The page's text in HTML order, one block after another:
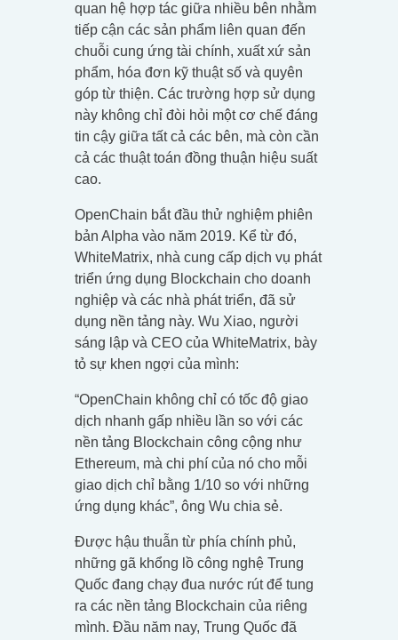
quan hệ hợp tác giữa nhiều bên nhằm
tiếp cận các sản phẩm liên quan đến
chuỗi cung ứng tài chính, xuất xứ sản
phẩm, hóa đơn kỹ thuật số và quyên
góp từ thiện. Các trường hợp sử dụng
này không chỉ đòi hỏi một cơ chế đáng
tin cậy giữa tất cả các bên, mà còn cần
cả các thuật toán đồng thuận hiệu suất
cao.
OpenChain bắt đầu thử nghiệm phiên
bản Alpha vào năm 2019. Kể từ đó,
WhiteMatrix, nhà cung cấp dịch vụ phát
triển ứng dụng Blockchain cho doanh
nghiệp và các nhà phát triển, đã sử
dụng nền tảng này. Wu Xiao, người
sáng lập và CEO của WhiteMatrix, bày
tỏ sự khen ngợi của mình:
“OpenChain không chỉ có tốc độ giao
dịch nhanh gấp nhiều lần so với các
nền tảng Blockchain công cộng như
Ethereum, mà chi phí của nó cho mỗi
giao dịch chỉ bằng 1/10 so với những
ứng dụng khác”, ông Wu chia sẻ.
Được hậu thuẫn từ phía chính phủ,
những gã khổng lồ công nghệ Trung
Quốc đang chạy đua nước rút để tung
ra các nền tảng Blockchain của riêng
mình. Đầu năm nay, Trung Quốc đã